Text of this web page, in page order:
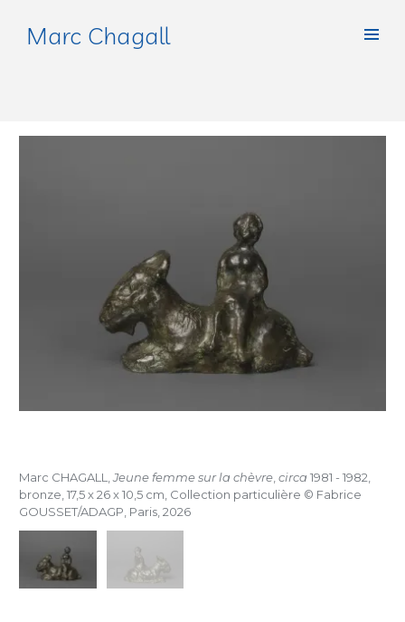
Marc Chagall
Marc CHAGALL,Jeune femme sur la chèvre circa 1981 - 1982,
bronze, 17,5 x 26 x 10,5 cm, Collection particulière © Fabrice
GOUSSET/ADAGP, Paris, 2026